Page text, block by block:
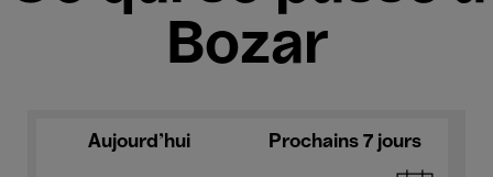
Bozar
Aujourd'hui Prochains 7 jours